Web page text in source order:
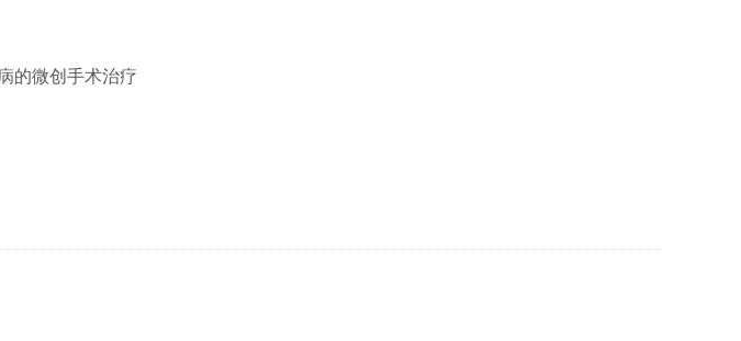
的微创手术治疗